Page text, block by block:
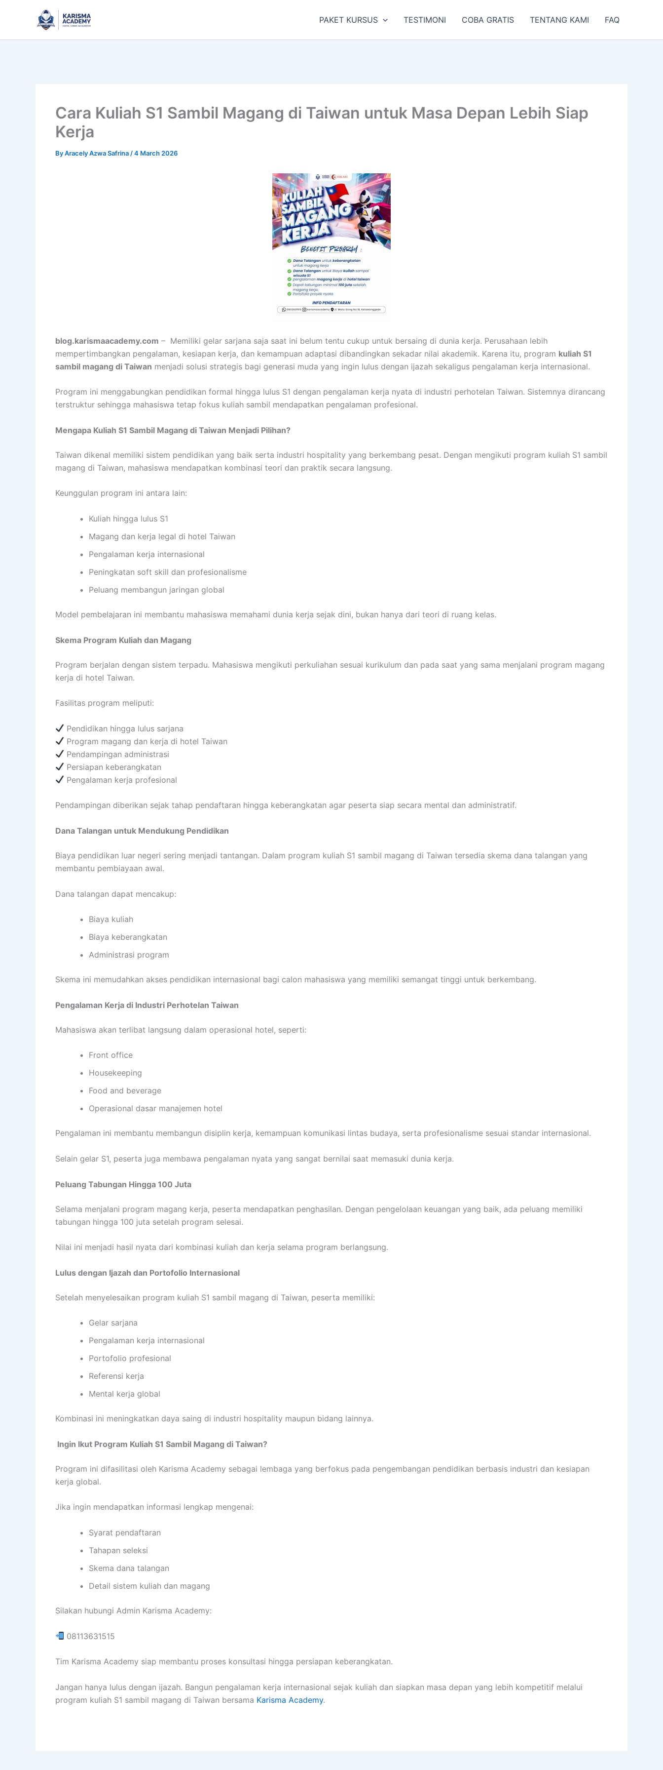
PAKET KURSUS TESTIMONI COBA GRATIS TENTANG KAMI FAQ
Cara Kuliah S1 Sambil Magang di Taiwan untuk Masa Depan Lebih Siap
Kerja
ByAracely Azwa Safrina /4 March 2026
blog.karismaacademy.com – Memiliki gelar sarjana saja saat ini belum tentu cukup untuk bersaing di dunia kerja. Perusahaan lebih
mempertimbangkan pengalaman, kesiapan kerja, dan kemampuan adaptasi dibandingkan sekadar nilai akademik. Karena itu, program kuliah S1
sambil magang di Taiwan menjadi solusi strategis bagi generasi muda yang ingin lulus dengan ijazah sekaligus pengalaman kerja internasional.
Program ini menggabungkan pendidikan formal hingga lulus S1 dengan pengalaman kerja nyata di industri perhotelan Taiwan. Sistemnya dirancang
terstruktur sehingga mahasiswa tetap fokus kuliah sambil mendapatkan pengalaman profesional.
Mengapa Kuliah S1 Sambil Magang di Taiwan Menjadi Pilihan?
Taiwan dikenal memiliki sistem pendidikan yang baik serta industri hospitality yang berkembang pesat. Dengan mengikuti program kuliah S1 sambil
magang di Taiwan, mahasiswa mendapatkan kombinasi teori dan praktik secara langsung.
Keunggulan program ini antara lain:
Kuliah hingga lulus S1
Magang dan kerja legal di hotel Taiwan
Pengalaman kerja internasional
Peningkatan soft skill dan profesionalisme
Peluang membangun jaringan global
Model pembelajaran ini membantu mahasiswa memahami dunia kerja sejak dini, bukan hanya dari teori di ruang kelas.
Skema Program Kuliah dan Magang
Program berjalan dengan sistem terpadu. Mahasiswa mengikuti perkuliahan sesuai kurikulum dan pada saat yang sama menjalani program magang
kerja di hotel Taiwan.
Fasilitas program meliputi:
Pendidikan hingga lulus sarjana
Program magang dan kerja di hotel Taiwan
Pendampingan administrasi
Persiapan keberangkatan
Pengalaman kerja profesional
Pendampingan diberikan sejak tahap pendaftaran hingga keberangkatan agar peserta siap secara mental dan administratif.
Dana Talangan untuk Mendukung Pendidikan
Biaya pendidikan luar negeri sering menjadi tantangan. Dalam program kuliah S1 sambil magang di Taiwan tersedia skema dana talangan yang
membantu pembiayaan awal.
Dana talangan dapat mencakup:
Biaya kuliah
Biaya keberangkatan
Administrasi program
Skema ini memudahkan akses pendidikan internasional bagi calon mahasiswa yang memiliki semangat tinggi untuk berkembang.
Pengalaman Kerja di Industri Perhotelan Taiwan
Mahasiswa akan terlibat langsung dalam operasional hotel, seperti:
Front office
Housekeeping
Food and beverage
Operasional dasar manajemen hotel
Pengalaman ini membantu membangun disiplin kerja, kemampuan komunikasi lintas budaya, serta profesionalisme sesuai standar internasional.
Selain gelar S1, peserta juga membawa pengalaman nyata yang sangat bernilai saat memasuki dunia kerja.
Peluang Tabungan Hingga 100 Juta
Selama menjalani program magang kerja, peserta mendapatkan penghasilan. Dengan pengelolaan keuangan yang baik, ada peluang memiliki
tabungan hingga 100 juta setelah program selesai.
Nilai ini menjadi hasil nyata dari kombinasi kuliah dan kerja selama program berlangsung.
Lulus dengan Ijazah dan Portofolio Internasional
Setelah menyelesaikan program kuliah S1 sambil magang di Taiwan, peserta memiliki:
Gelar sarjana
Pengalaman kerja internasional
Portofolio profesional
Referensi kerja
Mental kerja global
Kombinasi ini meningkatkan daya saing di industri hospitality maupun bidang lainnya.
Ingin Ikut Program Kuliah S1 Sambil Magang di Taiwan?
Program ini difasilitasi oleh Karisma Academy sebagai lembaga yang berfokus pada pengembangan pendidikan berbasis industri dan kesiapan
kerja global.
Jika ingin mendapatkan informasi lengkap mengenai:
Syarat pendaftaran
Tahapan seleksi
Skema dana talangan
Detail sistem kuliah dan magang
Silakan hubungi Admin Karisma Academy:
08113631515
Tim Karisma Academy siap membantu proses konsultasi hingga persiapan keberangkatan.
Jangan hanya lulus dengan ijazah. Bangun pengalaman kerja internasional sejak kuliah dan siapkan masa depan yang lebih kompetitif melalui
program kuliah S1 sambil magang di Taiwan bersama Karisma Academy.